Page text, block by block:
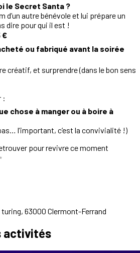
le Secret Santa ?
d’un autre bénévole et lui prépare un
dire pour qui il est !
€
ou fabriqué avant la soirée
créatif, et surprendre (dans le bon sens
:
chose à manger ou à boire à
l’important, c’est la convivialité !)
pour revivre ce moment
turing, 63000 Clermont-Ferrand
activités